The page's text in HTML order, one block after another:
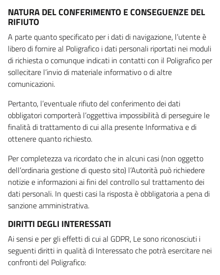
NATURA DEL CONFERIMENTO E CONSEGUENZE DEL
RIFIUTO
A parte quanto specificato per i dati di navigazione, l’utente è
libero di fornire al Poligrafico i dati personali riportati nei moduli
di richiesta o comunque indicati in contatti con il Poligrafico per
sollecitare l’invio di materiale informativo o di altre
comunicazioni.
Pertanto, l’eventuale rifiuto del conferimento dei dati
obbligatori comporterà l’oggettiva impossibilità di perseguire le
finalità di trattamento di cui alla presente Informativa e di
ottenere quanto richiesto.
Per completezza va ricordato che in alcuni casi (non oggetto
dell’ordinaria gestione di questo sito) l’Autorità può richiedere
notizie e informazioni ai fini del controllo sul trattamento dei
dati personali. In questi casi la risposta è obbligatoria a pena di
sanzione amministrativa.
DIRITTI DEGLI INTERESSATI
Ai sensi e per gli effetti di cui al GDPR, Le sono riconosciuti i
seguenti diritti in qualità di Interessato che potrà esercitare nei
confronti del Poligrafico: